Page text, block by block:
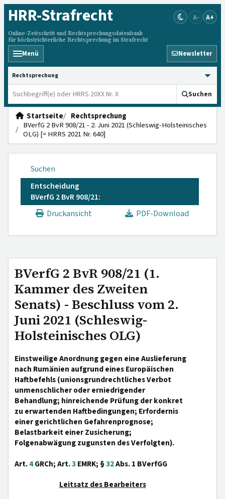
HRR-Strafrecht
Online-Zeitschrift und Rechtsprechungsdatenbank
für höchstrichterliche Rechtsprechung im Strafrecht
A- A+
Menü Newsletter
HRRS durchsuchen
Suchen
Startseite
Rechtsprechung
BVerfG 2 BvR 908/21 - 2. Juni 2021 (Schleswig-Holsteinisches
OLG) [= HRRS 2021 Nr. 640]
Suchen
Entscheidung
BVerfG 2 BvR 908/21:
Druckansicht
PDF-Download
BVerfG 2 BvR 908/21 (1.
Kammer des Zweiten
Senats) - Beschluss vom 2.
Juni 2021 (Schleswig-
Holsteinisches OLG)
Einstweilige Anordnung gegen eine Auslieferung
nach Rumänien aufgrund eines Europäischen
Haftbefehls (unionsgrundrechtliches Verbot
unmenschlicher oder erniedrigender
Behandlung; hinreichende Prüfung der konkret
zu erwartenden Haftbedingungen; Erfordernis
einer gerichtlichen Gefahrenprognose;
Belastbarkeit einer Zusicherung;
Folgenabwägung zugunsten des Verfolgten).
Art.4GRCh; Art.3EMRK; §32Abs. 1 BVerfGG
Leitsatz des Bearbeiters